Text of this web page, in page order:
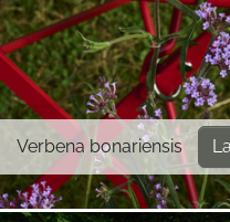
Verbena bonariensis